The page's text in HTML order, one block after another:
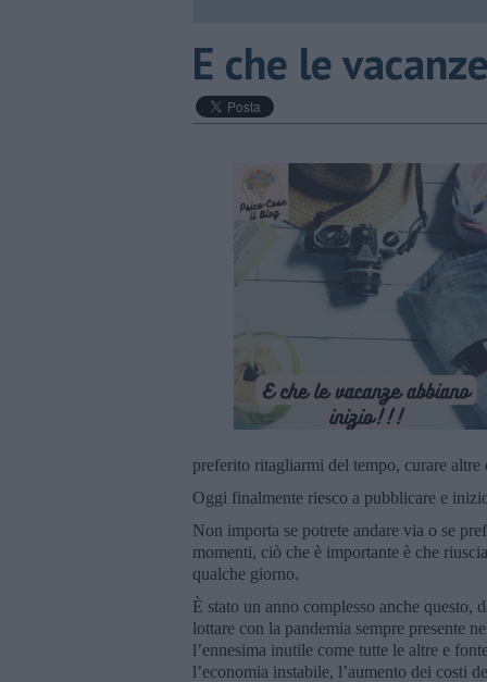
​E che le
preferito ritagliarmi del tempo, curare
Oggi finalmente riesco a pubblicare e
Non importa se potrete andare via o se
momenti, ciò che è importante è che
qualche giorno.
È stato un anno complesso anche questo,
lottare con la pandemia sempre presente
l’ennesima inutile come tutte le altre e
l’economia instabile, l’aumento dei costi